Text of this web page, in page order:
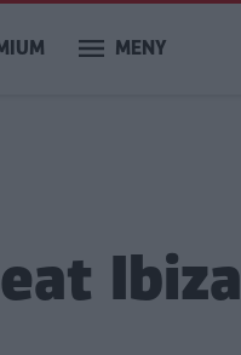
MENY
Ibiza